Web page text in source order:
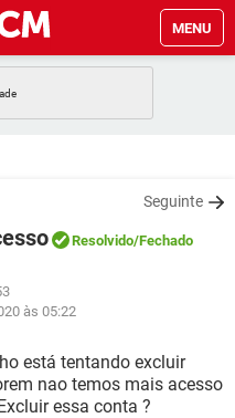
MENU
GMAIL
GMAIL
WHATSAPP
EXCEL
WHATSAPP
EXCEL
GMAIL
WHATSAPP
FACEBOOK
Seguinte
Resolvido/Fechado
às 05:22
está tentando excluir
nao temos mais acesso
essa conta ?